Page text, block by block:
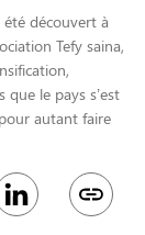
découvert à
Tefy saina,
le pays s’est
autant faire